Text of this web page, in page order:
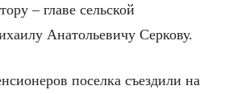
– главе сельской
Анатольевичу Серкову.
поселка съездили на